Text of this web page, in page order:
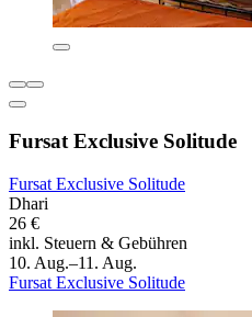
Fursat Exclusive Solitude
Fursat Exclusive Solitude
Dhari
26 €
inkl. Steuern & Gebühren
10. Aug.–11. Aug.
Fursat Exclusive Solitude